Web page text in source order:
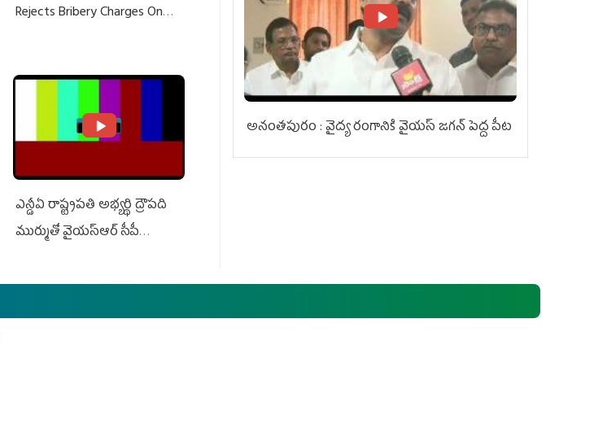
Rejects Bribery Charges On
ఎన్డీఏ రాష్ట్ర‌ప‌తి అభ్య‌ర్థి ద్రౌప‌ది
ముర్ముతో వైయ‌స్ఆర్ సీపీ
ఎమ్మెల్యేలు, ఎంపీల స‌మావేశం
అనంతపురం : వైద్య రంగానికి వైయ‌స్ జ‌గ‌న్ పెద్ద పీట